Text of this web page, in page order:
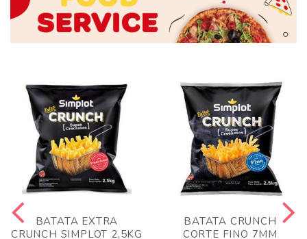
BATATA EXTRA
CRUNCH SIMPLOT 2,5KG
BATATA CRUNCH
CORTE FINO 7MM